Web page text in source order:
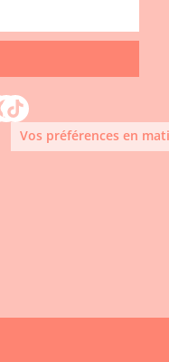
Vos préférences en